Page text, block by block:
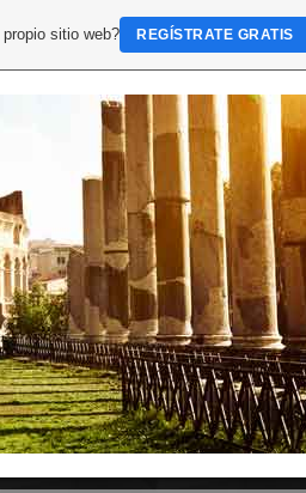
sitio web? REGÍSTRATE GRATIS